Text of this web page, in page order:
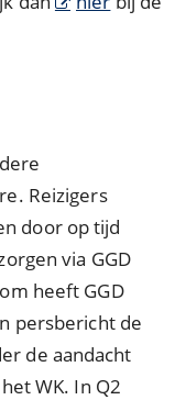
Reizigers
door op tijd
via GGD
heeft GGD
persbericht de
de aandacht
WK. In Q2